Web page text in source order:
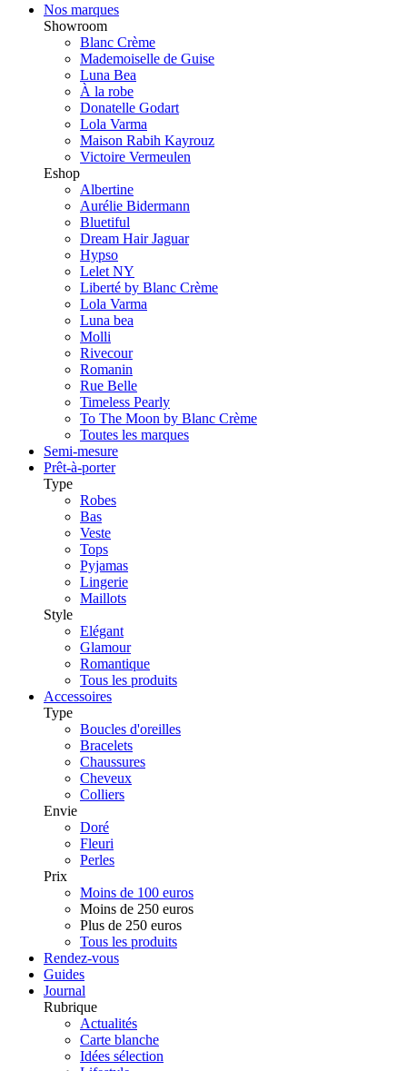
Nos marques
Showroom
Blanc Crème
Mademoiselle de Guise
Luna Bea
À la robe
Donatelle Godart
Lola Varma
Maison Rabih Kayrouz
Victoire Vermeulen
Eshop
Albertine
Aurélie Bidermann
Bluetiful
Dream Hair Jaguar
Hypso
Lelet NY
Liberté by Blanc Crème
Lola Varma
Luna bea
Molli
Rivecour
Romanin
Rue Belle
Timeless Pearly
To The Moon by Blanc Crème
Toutes les marques
Semi-mesure
Prêt-à-porter
Type
Robes
Bas
Veste
Tops
Pyjamas
Lingerie
Maillots
Style
Elégant
Glamour
Romantique
Tous les produits
Accessoires
Type
Boucles d'oreilles
Bracelets
Chaussures
Cheveux
Colliers
Envie
Doré
Fleuri
Perles
Prix
Moins de 100 euros
Moins de 250 euros
Plus de 250 euros
Tous les produits
Rendez-vous
Guides
Journal
Rubrique
Actualités
Carte blanche
Idées sélection